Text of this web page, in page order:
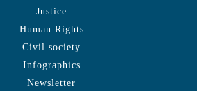
Justice
Human Rights
Civil society
Infographics
Newsletter